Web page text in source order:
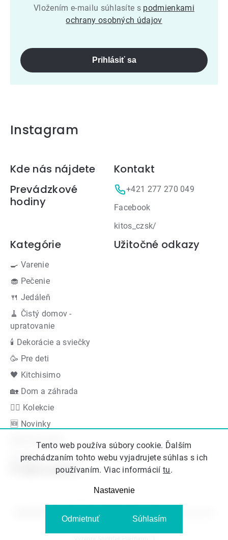
Tento web používa súbory cookie. Ďalším
prechádzaním tohto webu vyjadrujete súhlas s ich
používaním. Viac informácií tu.
Nastavenie
Odmietnuť Súhlasím
Vložením e-mailu súhlasíte s podmienkami
ochrany osobných údajov
Prihlásiť sa
Instagram
Zápätie
Kde nás nájdete
Prevádzkové
hodiny
Kontakt
+421 277 270 049
Facebook
kitos_czsk/
Kategórie
🍳 Varenie
🧁 Pečenie
🍴 Jedáleň
🧹 Čistý domov -
upratovanie
🕯 Dekorácie a sviečky
🥳 Pre deti
🖤 Kitchisimo
🏡 Dom a záhrada
👍🏻 Kolekcie
🆕 Novinky
Akčná ponuka
Značky
Užitočné odkazy
Podporujeme